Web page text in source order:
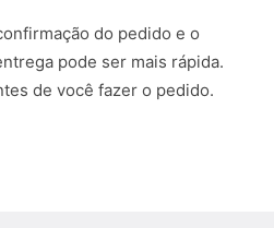
do pedido e o
pode ser mais rápida.
de você fazer o pedido.